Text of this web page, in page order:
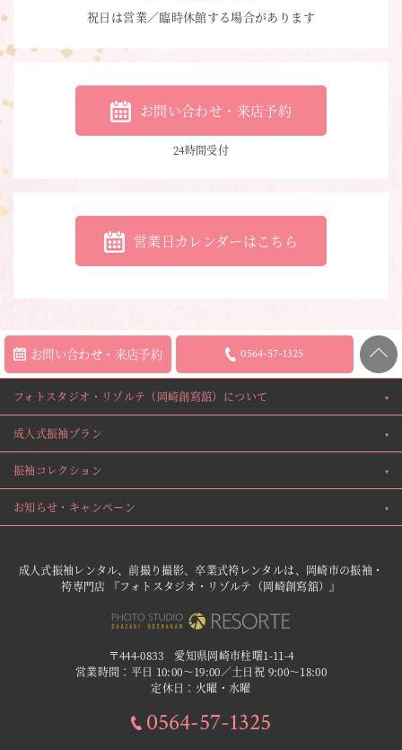
祝日は営業／臨時休館する場合があります
お問い合わせ・来店予約
24時間受付
営業日カレンダーはこちら
お問い合わせ・来店予約 0564-57-1325
フォトスタジオ・リゾルテ（岡崎創寫舘）について
成人式振袖プラン
振袖コレクション
お知らせ・キャンペーン
成人式振袖レンタル、前撮り撮影、卒業式袴レンタルは、岡崎市の振袖・
袴専門店 『フォトスタジオ・リゾルテ（岡崎創寫舘）』
〒444-0833 愛知県岡崎市柱曙1-11-4
営業時間：平日 10:00〜19:00／土日祝 9:00〜18:00
定休日：火曜・水曜
0564-57-1325